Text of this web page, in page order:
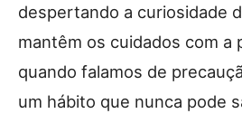
despertando a curiosidade
mantêm os cuidados com a
quando falamos de
um hábito que nunca pode